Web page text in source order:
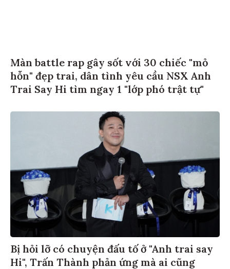
Màn battle rap gây sốt với 30 chiếc "mỏ
hỗn" đẹp trai, dân tình yêu cầu NSX Anh
Trai Say Hi tìm ngay 1 "lớp phó trật tự"
Bị hỏi lỡ có chuyện đấu tố ở "Anh trai say
Hi", Trấn Thành phản ứng mà ai cũng